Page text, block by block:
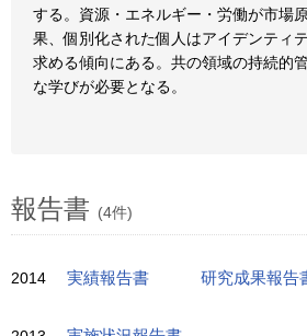
する。資源・エネルギー・労働が市場
果、個別化された個人はアイデンティ
求める傾向にある。共の領域の持続的
な学びが必要となる。
報告書 (4件)
2014 実績報告書 研究成果報告